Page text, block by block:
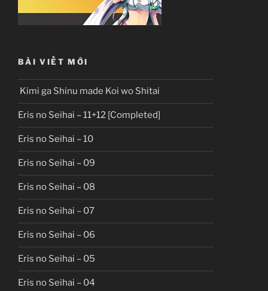
BÀI VIẾT MỚI
Kimi ga Shinu made Koi wo Shitai
Eris no Seihai – 11+12 [Completed]
Eris no Seihai – 10
Eris no Seihai – 09
Eris no Seihai – 08
Eris no Seihai – 07
Eris no Seihai – 06
Eris no Seihai – 05
Eris no Seihai – 04